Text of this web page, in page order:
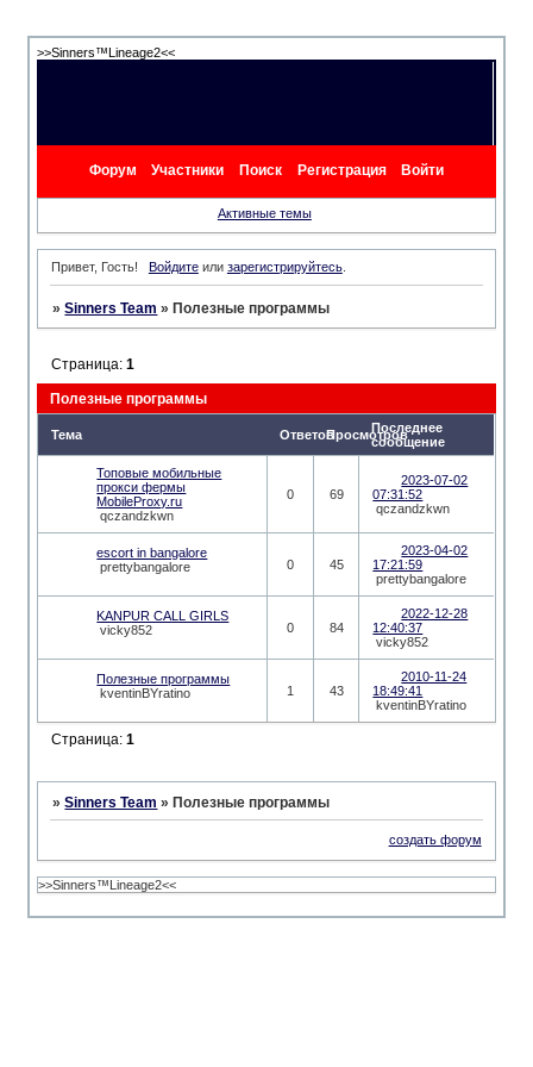
>>Sinners™Lineage2<<
Форум Участники Поиск Регистрация Войти
Активные темы
Привет, Гость! Войдитеили зарегистрируйтесь.
»Sinners Team »Полезные программы
Полезные программы
Страница:1
Тема ОтветовПросмотровПоследнее
сообщение
Топовые мобильные
прокси фермы
MobileProxy.ru
qczandzkwn
0 69
2023-07-02
07:31:52
qczandzkwn
escort in bangalore
prettybangalore
0 45
2023-04-02
17:21:59
prettybangalore
KANPUR CALL GIRLS
vicky852
0 84
2022-12-28
12:40:37
vicky852
Полезные программы
kventinBYratino
1 43
2010-11-24
18:49:41
kventinBYratino
Страница:1
»Sinners Team »Полезные программы
создать форум
>>Sinners™Lineage2<<